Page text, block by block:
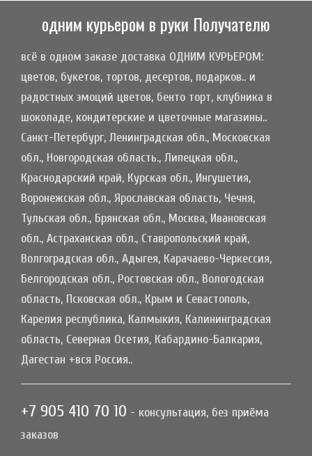
одним курьером в руки Получателю
всё в одном заказе доставка ОДНИМ КУРЬЕРОМ:
цветов, букетов, тортов, десертов, подарков.. и
радостных эмоций цветов, бенто торт, клубника в
шоколаде, кондитерские и цветочные магазины..
Санкт-Петербург, Ленинградская обл., Московская
обл., Новгородская область., Липецкая обл.,
Краснодарский край, Курская обл., Ингушетия,
Воронежская обл., Ярославская область, Чечня,
Тульская обл., Брянская обл., Москва, Ивановская
обл., Астраханская обл., Ставропольский край,
Волгоградская обл., Адыгея, Карачаево-Черкессия,
Белгородская обл., Ростовская обл., Вологодская
область, Псковская обл., Крым и Севастополь,
Карелия республика, Калмыкия, Калининградская
область, Северная Осетия, Кабардино-Балкария,
Дагестан +вся Россия..
+7 905 410 70 10 - консультация, без приёма
заказов